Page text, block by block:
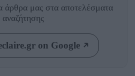
άρθρα μας στα αποτελέσματα
αναζήτησης
on Google